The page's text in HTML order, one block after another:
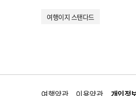
여행이지 스탠다드
여행약관 이용약관 개인정